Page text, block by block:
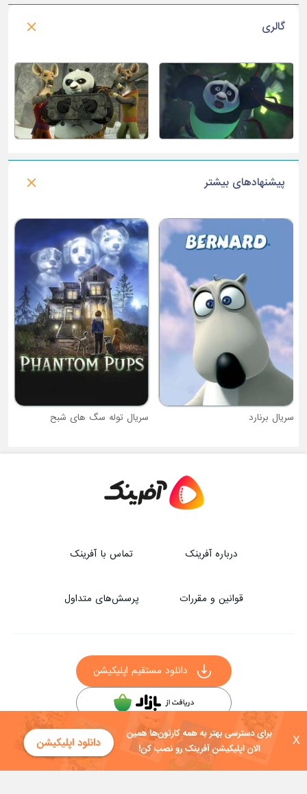
X
گالری
پیشنهادهای بیشتر
سریال برنارد سریال توله سگ های شبح
درباره آفرینک تماس با آفرینک
قوانین و مقررات پرسش‌های متداول
دانلود مستقیم اپلیکیشن
سایر راه‌های دانلود آفرینک